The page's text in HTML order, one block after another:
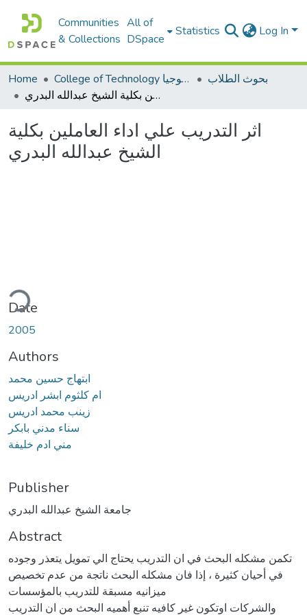
Communities
& Collections
All of
DSpace
Statistics Log In
Home College of Technology كلية التكنولوجيا
بحوث الطلاب
اثر التدريب علي اداء العاملين بكلية الشيخ عبدالله البدري
اثر التدريب علي اداء العاملين بكلية
الشيخ عبدالله البدري
Date
2005
Authors
ابتهاج حسين محمد
ام كلثوم ابشر ادريس
زينب محمد ادريس
سناء مدني بابكر
مني ادم خليفة
Publisher
جامعة الشيخ عبدالله البدري
Abstract
تكمن مشكله البحث في ان التدريب يحتاج الي تمويل يتعذر وجوده
في أحيان كثيرة ، إذا فان مشكله البحث ناتجة من عدم تخصيص
ميزانيه مسبقة للتدريب بالمؤسسات
والشركات اوتكون غير كافيه تنبع أهميه البحث من ان التدريب